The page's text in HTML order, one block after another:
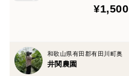
¥1,500
和歌山県有田郡有田川町奥
井関農園